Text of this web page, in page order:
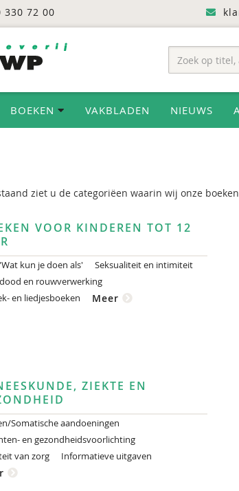
330 72 00
BOEKEN VAKBLADEN NIEUWS
ziet u de categoriëen waarin wij onze
VOOR KINDEREN TOT 12
kun je doen als'
Seksualiteit en intimiteit
en rouwverwerking
en liedjesboeken
Meer
ZIEKTE EN
Somatische aandoeningen
en gezondheidsvoorlichting
van zorg
Informatieve uitgaven